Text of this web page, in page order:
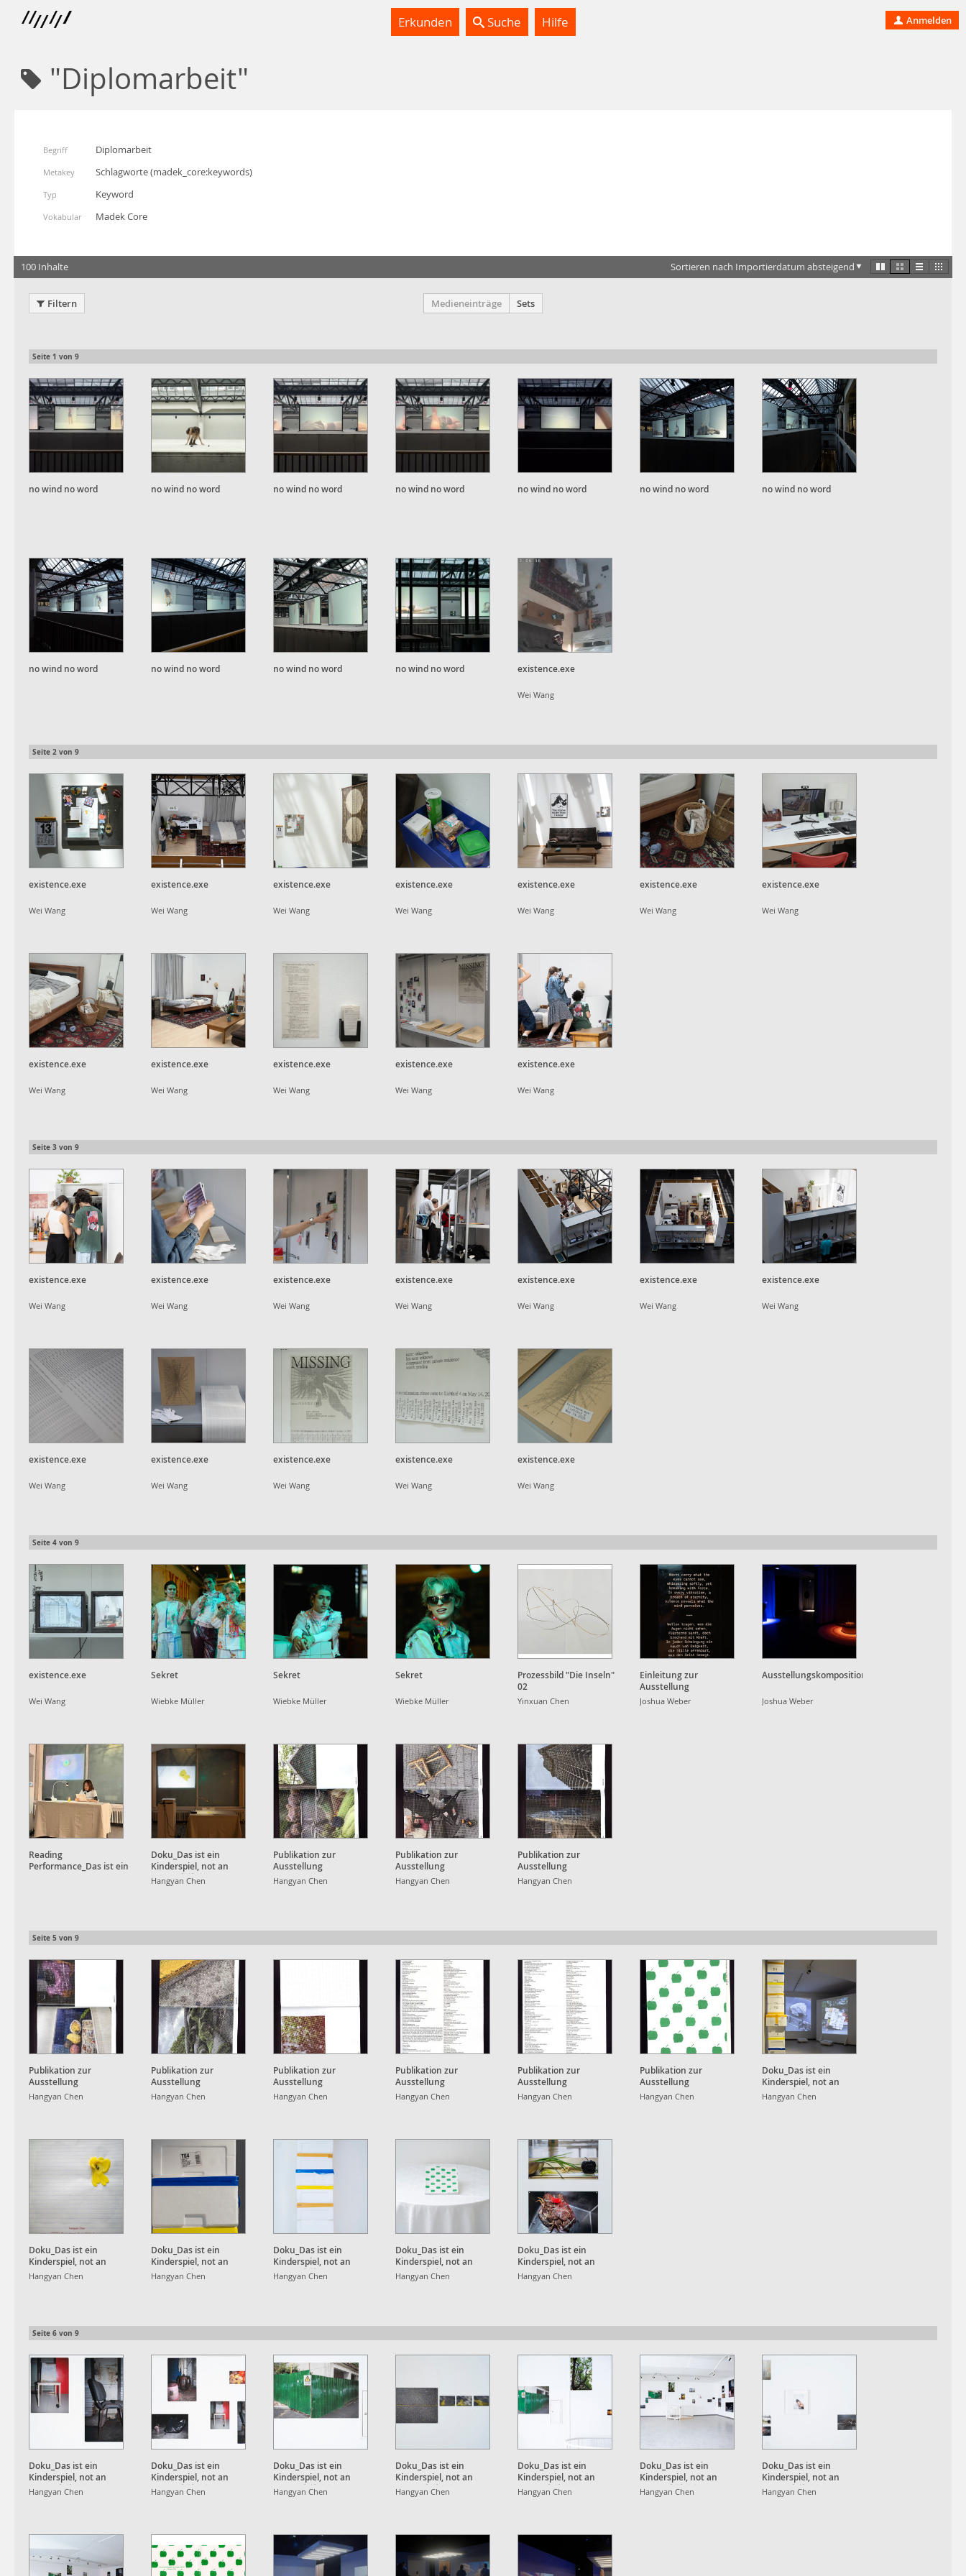
Erkunden Suche Hilfe Anmelden
"Diplomarbeit"
Begriff Diplomarbeit
Metakey Schlagworte(madek_core:keywords)
Typ Keyword
Vokabular Madek Core
100 Inhalte Sortieren nach Importierdatum absteigend
Filtern Medieneinträge Sets
Seite 1 von 9
no wind no word no wind no word no wind no word no wind no word no wind no word no wind no word no wind no word
no wind no word no wind no word no wind no word no wind no word existence.exe
Wei Wang
Seite 2 von 9
existence.exe
Wei Wang
existence.exe
Wei Wang
existence.exe
Wei Wang
existence.exe
Wei Wang
existence.exe
Wei Wang
existence.exe
Wei Wang
existence.exe
Wei Wang
existence.exe
Wei Wang
existence.exe
Wei Wang
existence.exe
Wei Wang
existence.exe
Wei Wang
existence.exe
Wei Wang
Seite 3 von 9
existence.exe
Wei Wang
existence.exe
Wei Wang
existence.exe
Wei Wang
existence.exe
Wei Wang
existence.exe
Wei Wang
existence.exe
Wei Wang
existence.exe
Wei Wang
existence.exe
Wei Wang
existence.exe
Wei Wang
existence.exe
Wei Wang
existence.exe
Wei Wang
existence.exe
Wei Wang
Seite 4 von 9
existence.exe
Wei Wang
Sekret
Wiebke Müller
Sekret
Wiebke Müller
Sekret
Wiebke Müller
Prozessbild "Die Inseln"
02
Yinxuan Chen
Einleitung zur
Ausstellung
Joshua Weber
Ausstellungskomposition
Joshua Weber
Reading
Performance_Das ist ein
Doku_Das ist ein
Kinderspiel, not an
Apple, 也就⼋年
Hangyan Chen
Publikation zur
Ausstellung
Hangyan Chen
Publikation zur
Ausstellung
Hangyan Chen
Publikation zur
Ausstellung
Hangyan Chen
Seite 5 von 9
Publikation zur
Ausstellung
Hangyan Chen
Publikation zur
Ausstellung
Hangyan Chen
Publikation zur
Ausstellung
Hangyan Chen
Publikation zur
Ausstellung
Hangyan Chen
Publikation zur
Ausstellung
Hangyan Chen
Publikation zur
Ausstellung
Hangyan Chen
Doku_Das ist ein
Kinderspiel, not an
Apple, 也就⼋年
Hangyan Chen
Doku_Das ist ein
Kinderspiel, not an
Apple, 也就⼋年
Hangyan Chen
Doku_Das ist ein
Kinderspiel, not an
Apple, 也就⼋年
Hangyan Chen
Doku_Das ist ein
Kinderspiel, not an
Apple, 也就⼋年
Hangyan Chen
Doku_Das ist ein
Kinderspiel, not an
Apple, 也就⼋年
Hangyan Chen
Doku_Das ist ein
Kinderspiel, not an
Apple, 也就⼋年
Hangyan Chen
Seite 6 von 9
Doku_Das ist ein
Kinderspiel, not an
Apple, 也就⼋年
Hangyan Chen
Doku_Das ist ein
Kinderspiel, not an
Apple, 也就⼋年
Hangyan Chen
Doku_Das ist ein
Kinderspiel, not an
Apple, 也就⼋年
Hangyan Chen
Doku_Das ist ein
Kinderspiel, not an
Apple, 也就⼋年
Hangyan Chen
Doku_Das ist ein
Kinderspiel, not an
Apple, 也就⼋年
Hangyan Chen
Doku_Das ist ein
Kinderspiel, not an
Apple, 也就⼋年
Hangyan Chen
Doku_Das ist ein
Kinderspiel, not an
Apple, 也就⼋年
Hangyan Chen